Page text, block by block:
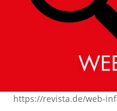
https://revista.de/web-